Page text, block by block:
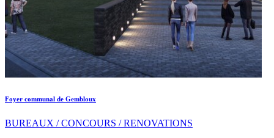
Foyer communal de Gembloux
BUREAUX / CONCOURS / RENOVATIONS